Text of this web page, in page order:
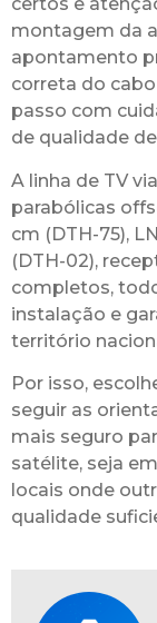
certos e
montagem da
apontamento
correta do
passo com
de qualidade
A linha de TV
parabólicas
cm (DTH-75),
(DTH-02),
completos,
instalação e
território
Por isso,
seguir as
mais seguro
satélite, seja
locais onde
qualidade